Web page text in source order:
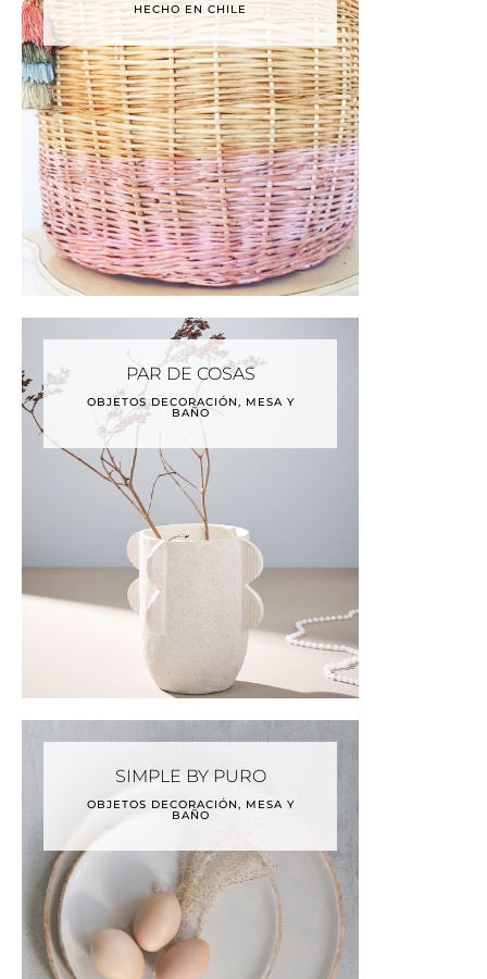
HECHO EN CHILE
PAR DE COSAS
OBJETOS DECORACIÓN, MESA Y
BAÑO
SIMPLE BY PURO
OBJETOS DECORACIÓN, MESA Y
BAÑO